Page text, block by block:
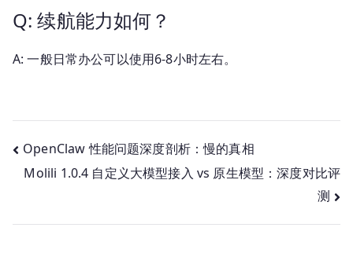
Q: 续航能力如何？
A: 一般日常办公可以使用6-8小时左右。
文
章
导
OpenClaw 性能问题深度剖析：慢的真相
Molili 1.0.4 自定义大模型接入 vs 原生模型：深度对比评
测